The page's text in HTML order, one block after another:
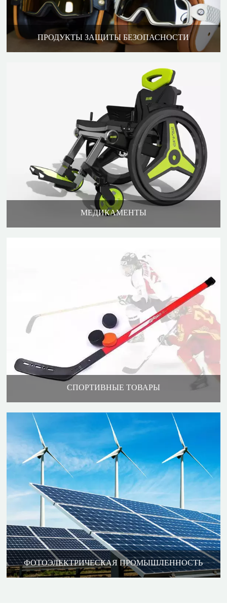
ПРОДУКТЫ ЗАЩИТЫ БЕЗОПАСНОСТИ
МЕДИКАМЕНТЫ
СПОРТИВНЫЕ ТОВАРЫ
ФОТОЭЛЕКТРИЧЕСКАЯ ПРОМЫШЛЕННОСТЬ